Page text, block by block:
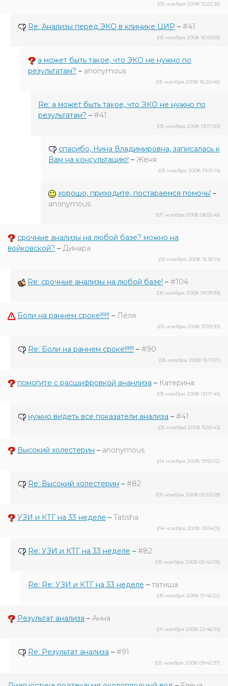
(05 ноября 2008 15:22:35)
Re: Анализы перед ЭКО в клинике ЦИР – #41
(05 ноября 2008 16:00:55)
а может быть такое, что ЭКО не нужно по
результатам? – anonymous
(05 ноября 2008 16:26:46)
Re: а может быть такое, что ЭКО не нужно по
результатам? – #41
(05 ноября 2008 19:17:00)
спасибо, Нина Владимировна, записалась к
Вам на консультацию! – Женя
(05 ноября 2008 19:31:14)
хорошо, приходите, постараемся помочь! –
anonymous
(07 ноября 2008 08:55:45)
срочные анализы на любой базе? можно на
войковской? – Динара
(05 ноября 2008 15:18:14)
Re: срочные анализы на любой базе! – #104
(05 ноября 2008 19:09:39)
Боли на раннем сроке!!!!!! – Лёля
(05 ноября 2008 13:59:30)
Re: Боли на раннем сроке!!!!!! – #90
(05 ноября 2008 15:11:57)
помогите с расшифровкой ананлиза – Катерина
(05 ноября 2008 13:07:45)
нужно видеть все показатели анализа – #41
(05 ноября 2008 15:55:43)
Высокий холестерин – anonymous
(04 ноября 2008 19:50:12)
Re: Высокий холестерин – #82
(05 ноября 2008 00:53:28)
УЗИ и КТГ на 33 неделе – Tatisha
(04 ноября 2008 13:04:01)
Re: УЗИ и КТГ на 33 неделе – #82
(05 ноября 2008 00:42:05)
Re: Re: УЗИ и КТГ на 33 неделе – татиша
(05 ноября 2008 10:45:22)
Результат анализа – Анна
(01 ноября 2008 22:46:10)
Re: Результат анализа – #91
(02 ноября 2008 09:42:37)